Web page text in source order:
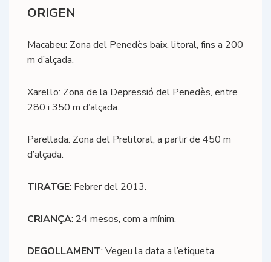
ORIGEN
Macabeu: Zona del Penedès baix, litoral, fins a 200
m d’alçada.
Xarel·lo: Zona de la Depressió del Penedès, entre
280 i 350 m d’alçada.
Parellada: Zona del Prelitoral, a partir de 450 m
d’alçada.
TIRATGE: Febrer del 2013.
CRIANÇA: 24 mesos, com a mínim.
DEGOLLAMENT: Vegeu la data a l’etiqueta.